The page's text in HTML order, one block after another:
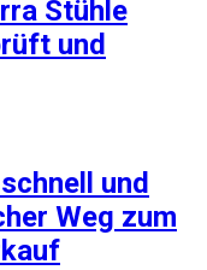
Stühle
und
und
Weg zum